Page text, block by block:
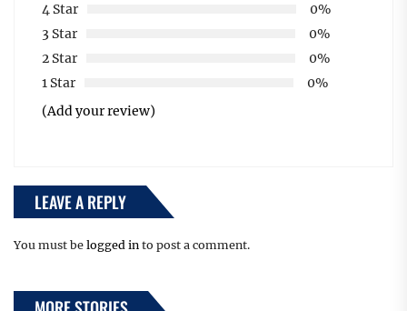
4 Star
0%
3 Star
0%
2 Star
0%
1 Star
0%
(Add your review)
LEAVE A REPLY
You must be logged in to post a comment.